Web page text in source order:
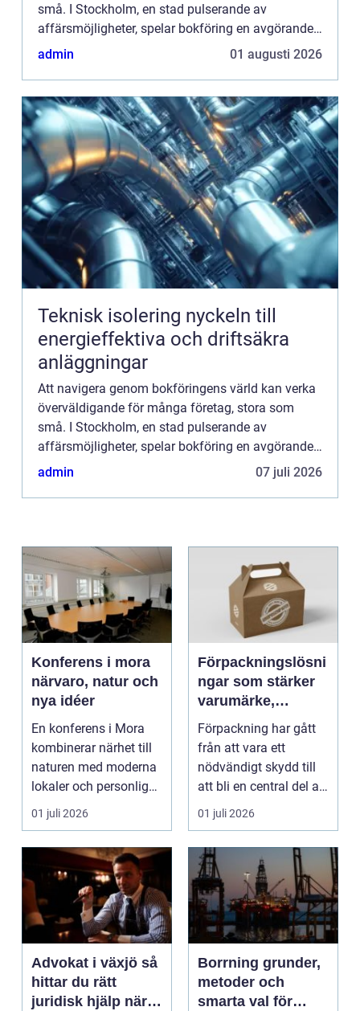
små. I Stockholm, en stad pulserande av
affärsmöjligheter, spelar bokföring en avgörande
roll f&...
admin 01 augusti 2026
Teknisk isolering nyckeln till
energieffektiva och driftsäkra
anläggningar
Att navigera genom bokföringens värld kan verka
överväldigande för många företag, stora som
små. I Stockholm, en stad pulserande av
affärsmöjligheter, spelar bokföring en avgörande
roll f&...
admin 07 juli 2026
Konferens i mora
närvaro, natur och
nya idéer
En konferens i Mora
kombinerar närhet till
naturen med moderna
lokaler och personlig
service. För må...
01 juli 2026
Förpackningslösni
ngar som stärker
varumärke,
hållbarhet och
lönsamhet
Förpackning har gått
från att vara ett
nödvändigt skydd till
att bli en central del av
varumärket, k...
01 juli 2026
Advokat i växjö så
hittar du rätt
juridisk hjälp när
Borrning grunder,
metoder och
smarta val för